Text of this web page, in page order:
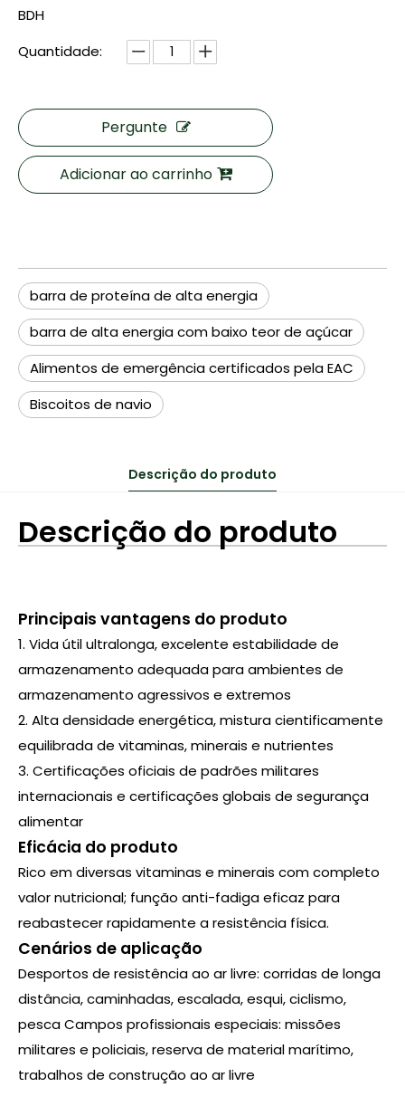
BDH
Quantidade:
Pergunte
Adicionar ao carrinho
barra de proteína de alta energia
barra de alta energia com baixo teor de açúcar
Alimentos de emergência certificados pela EAC
Biscoitos de navio
Descrição do produto
Descrição do produto
Principais vantagens do produto
1. Vida útil ultralonga, excelente estabilidade de
armazenamento adequada para ambientes de
armazenamento agressivos e extremos
2. Alta densidade energética, mistura cientificamente
equilibrada de vitaminas, minerais e nutrientes
3. Certificações oficiais de padrões militares
internacionais e certificações globais de segurança
alimentar
Eficácia do produto
Rico em diversas vitaminas e minerais com completo
valor nutricional; função anti-fadiga eficaz para
reabastecer rapidamente a resistência física.
Cenários de aplicação
Desportos de resistência ao ar livre: corridas de longa
distância, caminhadas, escalada, esqui, ciclismo,
pesca Campos profissionais especiais: missões
militares e policiais, reserva de material marítimo,
trabalhos de construção ao ar livre